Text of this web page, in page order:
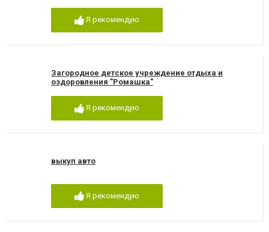
Я рекомендую
Загородное детское учреждение отдыха и
оздоровления "Ромашка"
Я рекомендую
выкуп авто
Я рекомендую